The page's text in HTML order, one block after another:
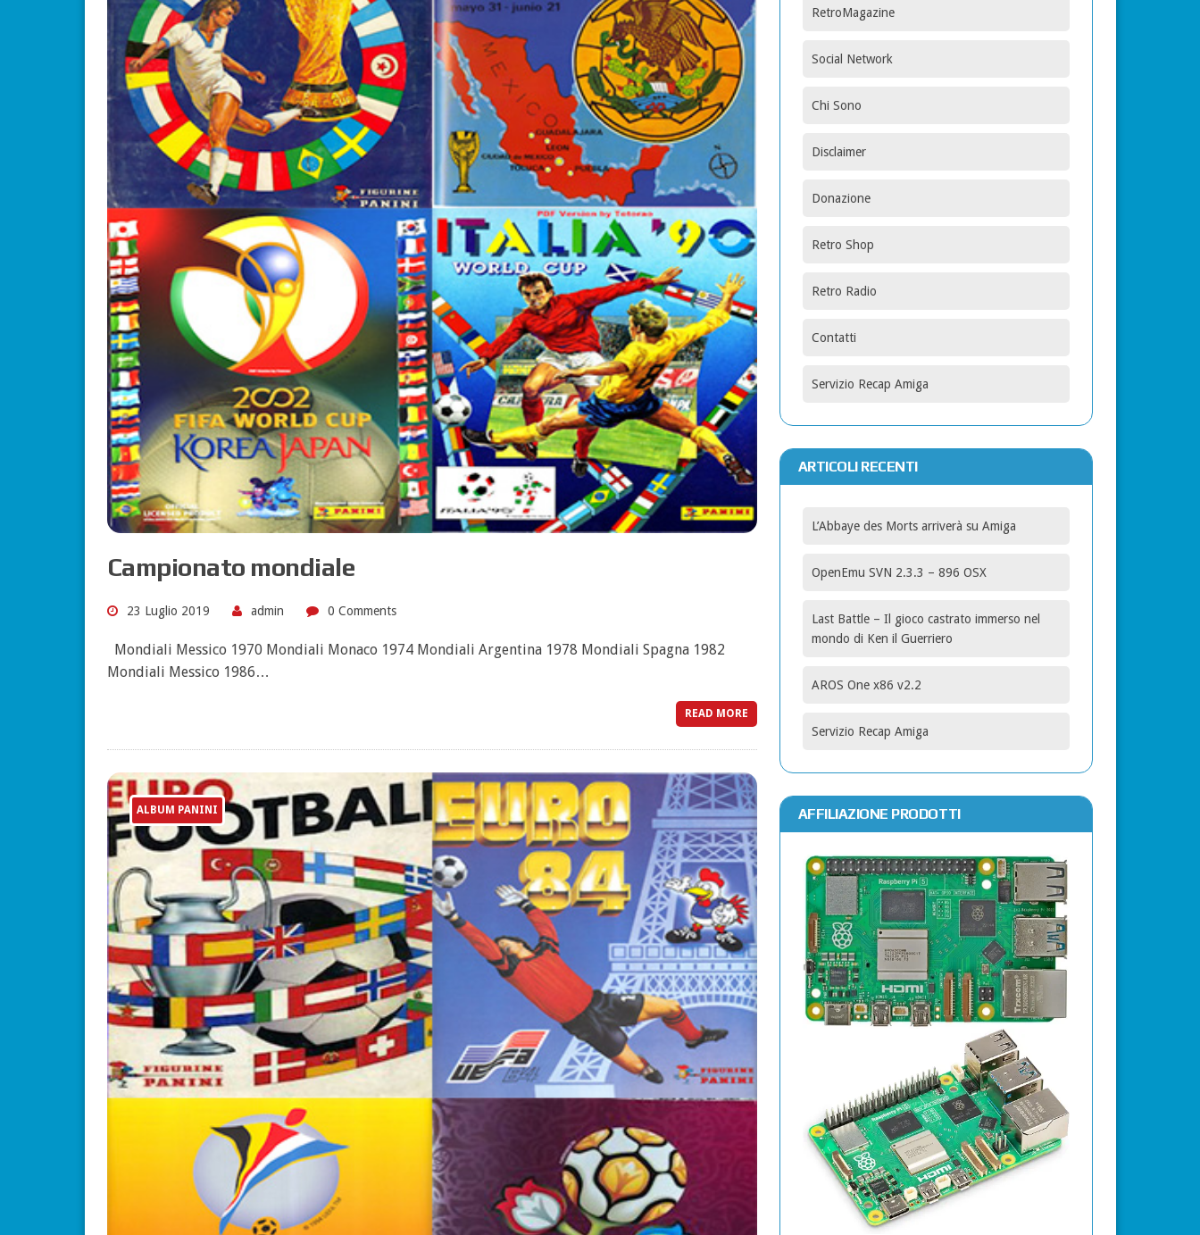
Campionato mondiale
23 Luglio 2019 admin 0 Comments
Mondiali Messico 1970 Mondiali Monaco 1974 Mondiali Argentina 1978 Mondiali Spagna 1982
Mondiali Messico 1986…
READ MORE
ALBUM PANINI
RetroMagazine
Social Network
Chi Sono
Disclaimer
Donazione
Retro Shop
Retro Radio
Contatti
Servizio Recap Amiga
ARTICOLI RECENTI
L’Abbaye des Morts arriverà su Amiga
OpenEmu SVN 2.3.3 – 896 OSX
Last Battle – Il gioco castrato immerso nel
mondo di Ken il Guerriero
AROS One x86 v2.2
Servizio Recap Amiga
AFFILIAZIONE PRODOTTI